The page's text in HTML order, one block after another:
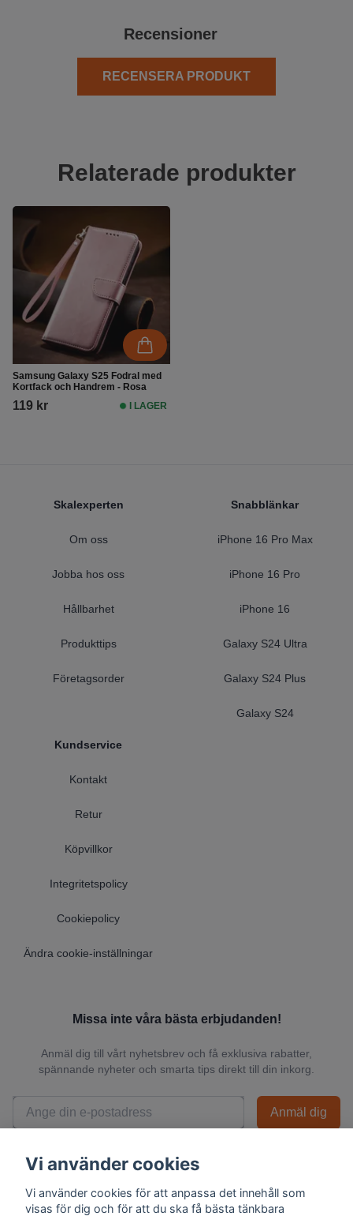
Recensioner
RECENSERA PRODUKT
Relaterade produkter
Samsung Galaxy S25 Fodral med
Kortfack och Handrem - Rosa
119 kr I LAGER
Skalexperten
Om oss
Jobba hos oss
Hållbarhet
Produkttips
Företagsorder
Kundservice
Kontakt
Retur
Köpvillkor
Integritetspolicy
Cookiepolicy
Ändra cookie-inställningar
Snabblänkar
iPhone 16 Pro Max
iPhone 16 Pro
iPhone 16
Galaxy S24 Ultra
Galaxy S24 Plus
Galaxy S24
Missa inte våra bästa erbjudanden!
Anmäl dig till vårt nyhetsbrev och få exklusiva rabatter,
spännande nyheter och smarta tips direkt till din inkorg.
Anmäl dig
prenumerationen.
Vi använder cookies
Vi använder cookies för att anpassa det innehåll som
visas för dig och för att du ska få bästa tänkbara